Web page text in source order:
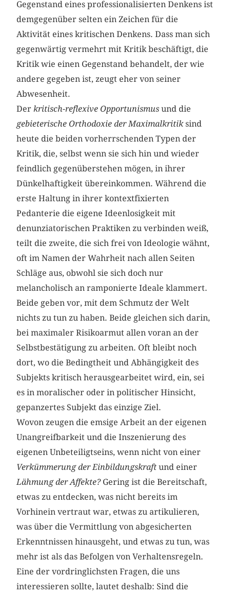
Gegenstand eines professionalisierten Denkens ist
demgegenüber selten ein Zeichen für die
Aktivität eines kritischen Denkens. Dass man sich
gegenwärtig vermehrt mit Kritik beschäftigt, die
Kritik wie einen Gegenstand behandelt, der wie
andere gegeben ist, zeugt eher von seiner
Abwesenheit.
Derkritisch-reflexive Opportunismus und die
gebieterische Orthodoxie der Maximalkritiksind
heute die beiden vorherrschenden Typen der
Kritik, die, selbst wenn sie sich hin und wieder
feindlich gegenüberstehen mögen, in ihrer
Dünkelhaftigkeit übereinkommen. Während die
erste Haltung in ihrer kontextfixierten
Pedanterie die eigene Ideenlosigkeit mit
denunziatorischen Praktiken zu verbinden weiß,
teilt die zweite, die sich frei von Ideologie wähnt,
oft im Namen der Wahrheit nach allen Seiten
Schläge aus, obwohl sie sich doch nur
melancholisch an ramponierte Ideale klammert.
Beide geben vor, mit dem Schmutz der Welt
nichts zu tun zu haben. Beide gleichen sich darin,
bei maximaler Risikoarmut allen voran an der
Selbstbestätigung zu arbeiten. Oft bleibt noch
dort, wo die Bedingtheit und Abhängigkeit des
Subjekts kritisch herausgearbeitet wird, ein, sei
es in moralischer oder in politischer Hinsicht,
gepanzertes Subjekt das einzige Ziel.
Wovon zeugen die emsige Arbeit an der eigenen
Unangreifbarkeit und die Inszenierung des
eigenen Unbeteiligtseins, wenn nicht von einer
Verkümmerung der Einbildungskraft und einer
Lähmung der Affekte?Gering ist die Bereitschaft,
etwas zu entdecken, was nicht bereits im
Vorhinein vertraut war, etwas zu artikulieren,
was über die Vermittlung von abgesicherten
Erkenntnissen hinausgeht, und etwas zu tun, was
mehr ist als das Befolgen von Verhaltensregeln.
Eine der vordringlichsten Fragen, die uns
interessieren sollte, lautet deshalb: Sind die